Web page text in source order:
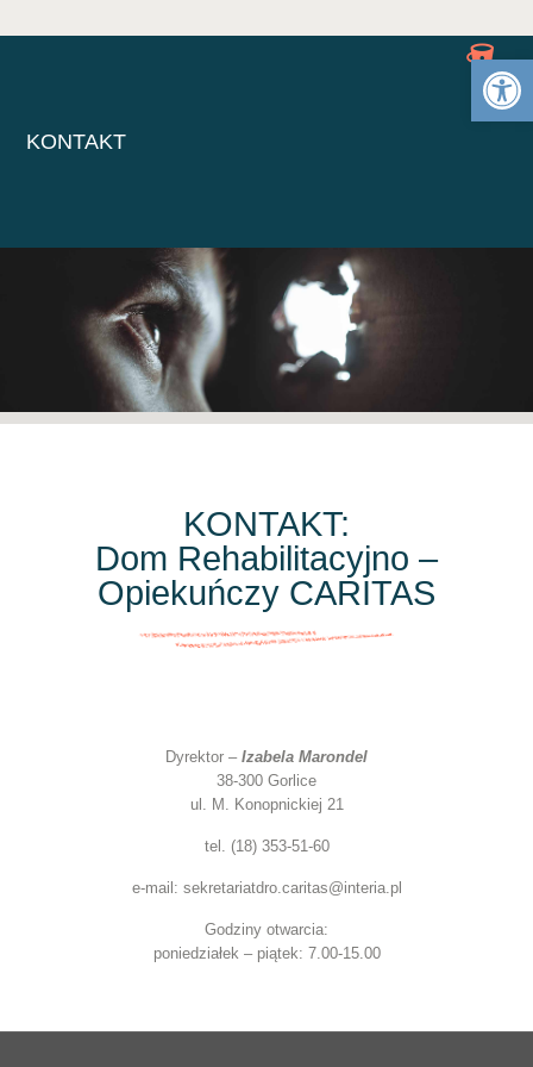
KONTAKT
KONTAKT:
Dom Rehabilitacyjno –
Opiekuńczy CARITAS
Dyrektor – Izabela Marondel
38-300 Gorlice
ul. M. Konopnickiej 21
tel. (18) 353-51-60
e-mail: sekretariatdro.caritas@interia.pl
Godziny otwarcia:
poniedziałek – piątek: 7.00-15.00